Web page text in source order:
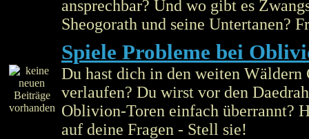
ansprechbar? Und wo gibt es
Sheogorath und seine Untertanen?
Spiele Probleme bei
Du hast dich in den weiten
verlaufen? Du wirst vor den
Oblivion-Toren einfach überrannt?
auf deine Fragen - Stell sie!